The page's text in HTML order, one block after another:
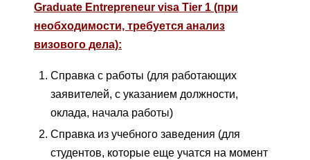
Graduate Entrepreneur visa Tier 1 (при
необходимости, требуется анализ
визового дела):
Справка с работы (для работающих
заявителей, с указанием должности,
оклада, начала работы)
Cправка из учебного заведения (для
студентов, которые еще учатся на момент